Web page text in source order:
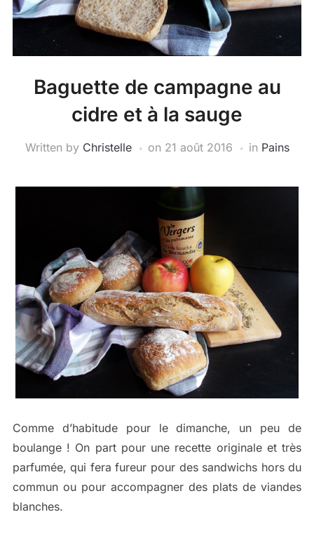
Baguette de campagne au
cidre et à la sauge
Written by Christelle on 21 août 2016 in Pains
Comme d’habitude pour le dimanche, un peu de
boulange ! On part pour une recette originale et très
parfumée, qui fera fureur pour des sandwichs hors du
commun ou pour accompagner des plats de viandes
blanches.